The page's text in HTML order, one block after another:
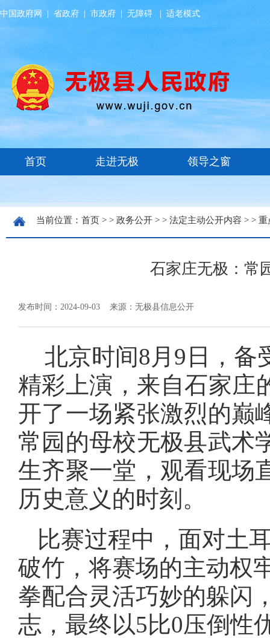
中国政府网 省政府 市政府 无障碍 适老模式
当前位置： 首页 > > 政务公开 > > 法定主动公开内容 > > 重
石家庄无极：常
发布时间：2024-09-03 来源：无极县信息公开
北京时间8月9日，备
精彩上演，来自石家庄
开了一场紧张激烈的巅
常园的母校无极县武术
生齐聚一堂，观看现场
历史意义的时刻。
比赛过程中，面对土
破竹，将赛场的主动权
拳配合灵活巧妙的躲闪
志，最终以5比0压倒性